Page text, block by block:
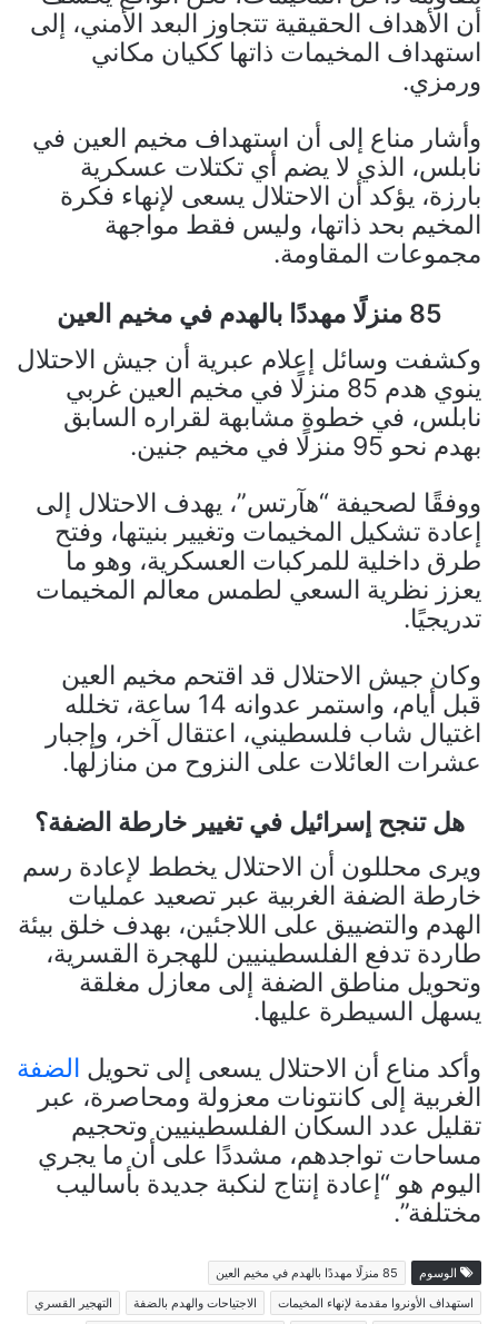
أن الأهداف الحقيقية تتجاوز البعد الأمني، إلى
استهداف المخيمات ذاتها ككيان مكاني
ورمزي.
وأشار مناع إلى أن استهداف مخيم العين في
نابلس، الذي لا يضم أي تكتلات عسكرية
بارزة، يؤكد أن الاحتلال يسعى لإنهاء فكرة
المخيم بحد ذاتها، وليس فقط مواجهة
مجموعات المقاومة.
85 منزلًا مهددًا بالهدم في مخيم العين
وكشفت وسائل إعلام عبرية أن جيش الاحتلال
ينوي هدم 85 منزلًا في مخيم العين غربي
نابلس، في خطوة مشابهة لقراره السابق
بهدم نحو 95 منزلًا في مخيم جنين.
ووفقًا لصحيفة “هآرتس”، يهدف الاحتلال إلى
إعادة تشكيل المخيمات وتغيير بنيتها، وفتح
طرق داخلية للمركبات العسكرية، وهو ما
يعزز نظرية السعي لطمس معالم المخيمات
تدريجيًا.
وكان جيش الاحتلال قد اقتحم مخيم العين
قبل أيام، واستمر عدوانه 14 ساعة، تخلله
اغتيال شاب فلسطيني، اعتقال آخر، وإجبار
عشرات العائلات على النزوح من منازلها.
هل تنجح إسرائيل في تغيير خارطة الضفة؟
ويرى محللون أن الاحتلال يخطط لإعادة رسم
خارطة الضفة الغربية عبر تصعيد عمليات
الهدم والتضييق على اللاجئين، بهدف خلق بيئة
طاردة تدفع الفلسطينيين للهجرة القسرية،
وتحويل مناطق الضفة إلى معازل مغلقة
يسهل السيطرة عليها.
وأكد مناع أن الاحتلال يسعى إلى تحويل الضفة
الغربية إلى كانتونات معزولة ومحاصرة، عبر
تقليل عدد السكان الفلسطينيين وتحجيم
مساحات تواجدهم، مشددًا على أن ما يجري
اليوم هو “إعادة إنتاج لنكبة جديدة بأساليب
مختلفة”.
الوسوم
85 منزلًا مهددًا بالهدم في مخيم العين
استهداف الأونروا مقدمة لإنهاء المخيمات
الاجتياحات والهدم بالضفة
التهجير القسري